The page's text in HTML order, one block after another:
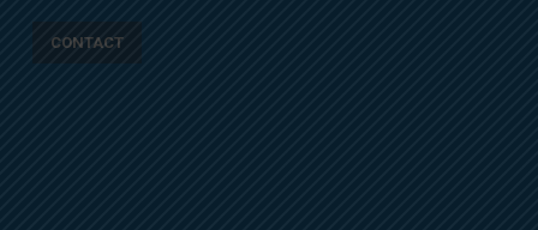
CONTACT